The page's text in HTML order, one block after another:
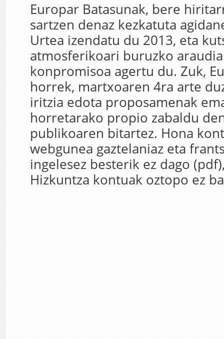
Europar Batasunak, bere
sartzen denaz kezkatuta
Urtea izendatu du 2013, eta
atmosferikoari buruzko
konpromisoa agertu du. Zuk,
horrek, martxoaren 4ra arte
iritzia edota proposamenak
horretarako propio zabaldu
publikoaren bitartez. Hona
webgunea gaztelaniaz eta
ingelesez besterik ez dago
Hizkuntza kontuak oztopo ez